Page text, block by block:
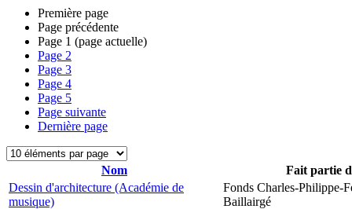
Première page
Page précédente
Page 1 (page actuelle)
Page 2
Page 3
Page 4
Page 5
Page suivante
Dernière page
Nom
Fait partie
Dessin d'architecture (Académie de
musique)
Fonds Charles-Philippe-
Baillairgé